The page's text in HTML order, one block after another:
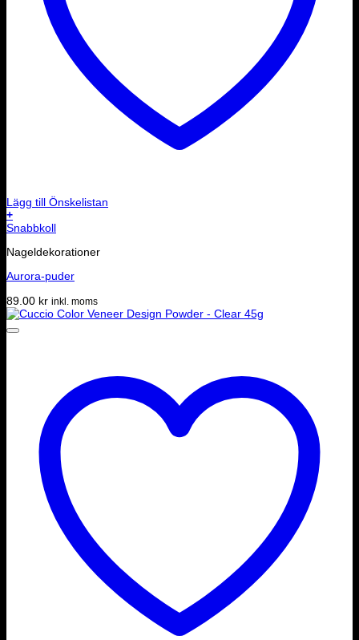
Lägg till Önskelistan
+
Snabbkoll
Nageldekorationer
Aurora-puder
89.00 kr inkl. moms